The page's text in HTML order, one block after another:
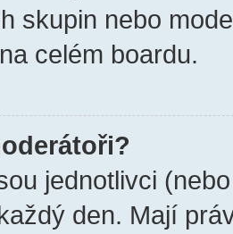
skupin nebo
celém boardu.
jednotlivci
den. Mají